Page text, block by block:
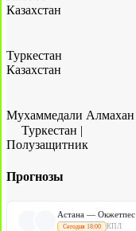
Казахстан
Туркестан
Казахстан
Мухаммедали Алмахан
Туркестан |
Полузащитник
Прогнозы
Астана — Окжетпес
Сегодня 18:00 КПЛ